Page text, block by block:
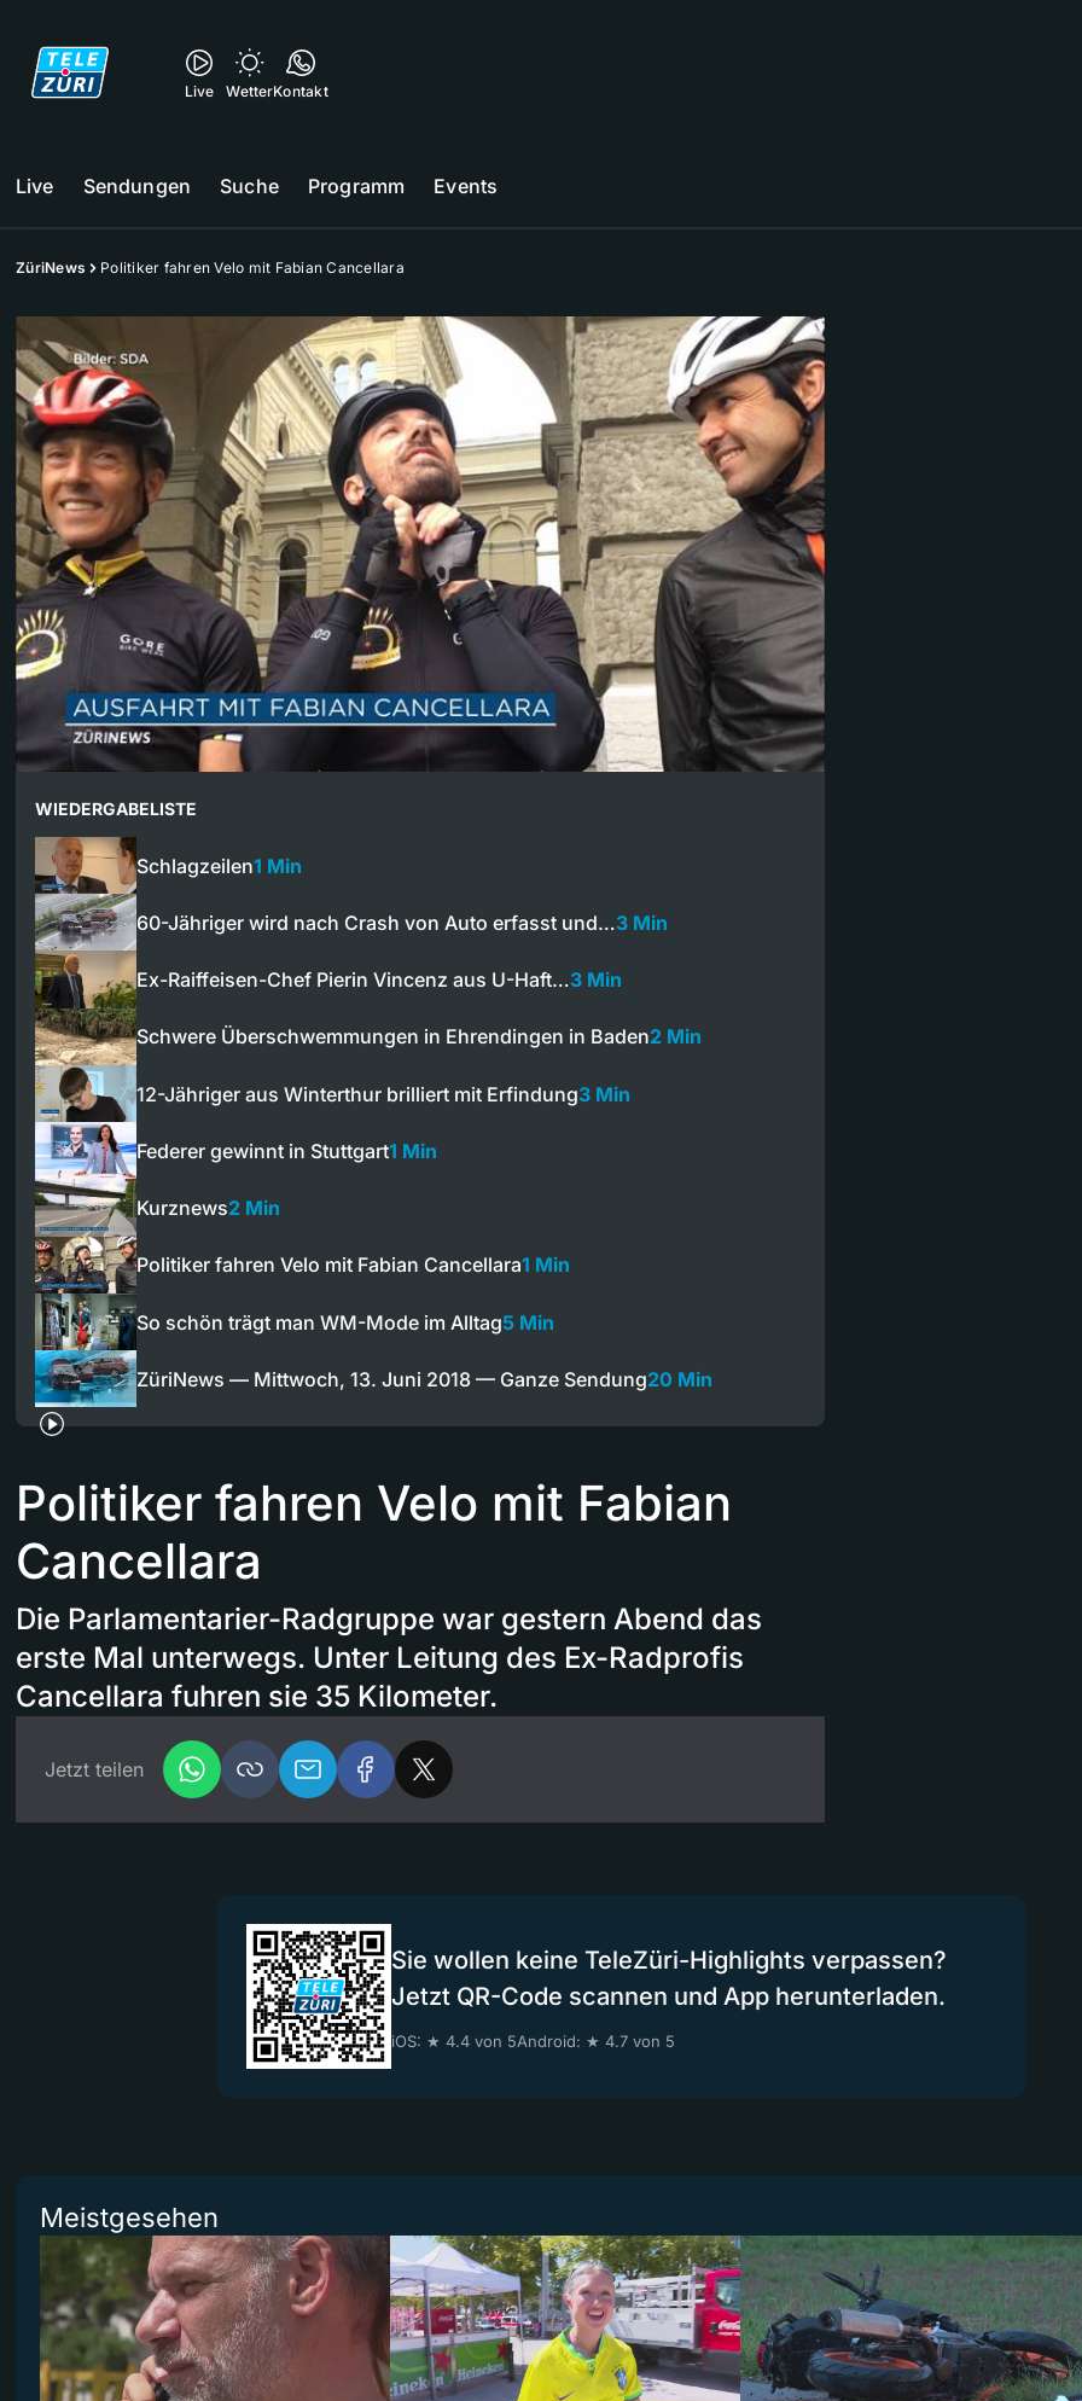
Live WetterKontakt
Live Sendungen Suche Programm Events
ZüriNews Politiker fahren Velo mit Fabian Cancellara
WIEDERGABELISTE
Schlagzeilen1 Min
60-Jähriger wird nach Crash von Auto erfasst und…3 Min
Ex-Raiffeisen-Chef Pierin Vincenz aus U-Haft…3 Min
Schwere Überschwemmungen in Ehrendingen in Baden2 Min
12-Jähriger aus Winterthur brilliert mit Erfindung3 Min
Federer gewinnt in Stuttgart1 Min
Kurznews2 Min
Politiker fahren Velo mit Fabian Cancellara1 Min
So schön trägt man WM-Mode im Alltag5 Min
ZüriNews — Mittwoch, 13. Juni 2018 — Ganze Sendung20 Min
Politiker fahren Velo mit Fabian
Cancellara
Die Parlamentarier-Radgruppe war gestern Abend das
erste Mal unterwegs. Unter Leitung des Ex-Radprofis
Cancellara fuhren sie 35 Kilometer.
Jetzt teilen
Sie wollen keine TeleZüri-Highlights verpassen?
Jetzt QR-Code scannen und App herunterladen.
iOS: ★ 4.4 von 5Android: ★ 4.7 von 5
Meistgesehen